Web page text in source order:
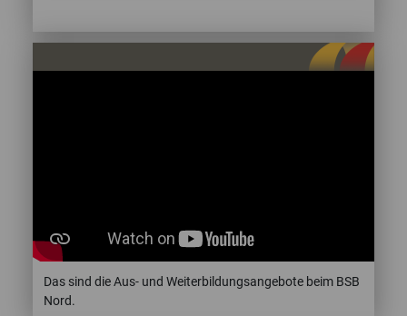
Das sind die Aus- und Weiterbildungsangebote beim BSB
Nord.